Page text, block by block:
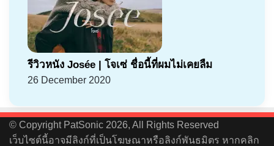
รีวิวหนัง Josée | โจเซ่ ชื่อนี้ที่ผมไม่เคยลืม
26 December 2020
© Copyright PatSonic 2026, All Rights Reserved
เว็บไซต์นี้อาจมีลิงก์ที่เป็นโฆษณาหรือลิงก์พันธมิตร หากคลิก